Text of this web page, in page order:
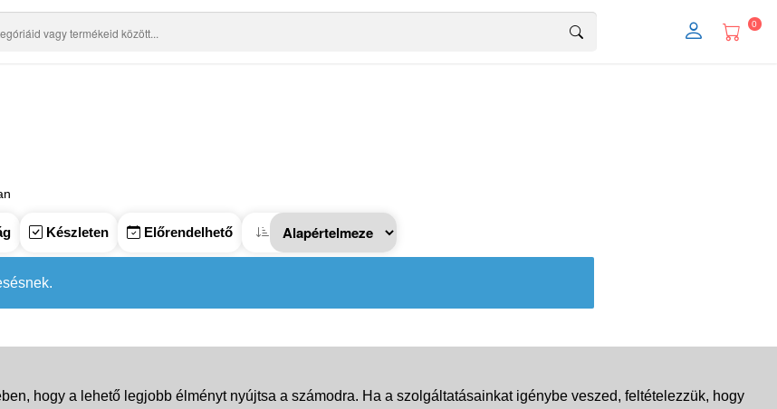
0
Készleten Előrendelhető
hogy a lehető legjobb élményt nyújtsa a számodra. Ha a szolgáltatásainkat igénybe veszed, feltételezzük, hogy